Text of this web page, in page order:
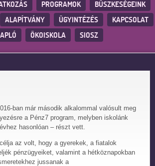
PROGRAMOK
BÜSZKESÉGEINK
ALAPÍTVÁNY ÜGYINTÉZÉS
KAPCSOLAT
ÖKOISKOLA SIOSZ
ban már második alkalommal valósult meg
a Pénz7 program, melyben iskolánk
hasonlóan – részt vett.
az volt, hogy a gyerekek, a fiatalok
pénzügyeiket, valamint a hétköznapokban
jussanak a